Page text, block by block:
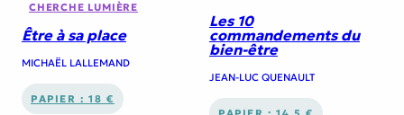
CHERCHE LUMIÈRE
Être à sa place
MICHAËL LALLEMAND
PAPIER : 18 €
Les 10
commandements du
bien-être
JEAN-LUC QUENAULT